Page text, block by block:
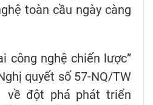
toàn cầu ngày càng
công nghệ chiến lược”
quyết số 57-NQ/TW
về đột phá phát triển